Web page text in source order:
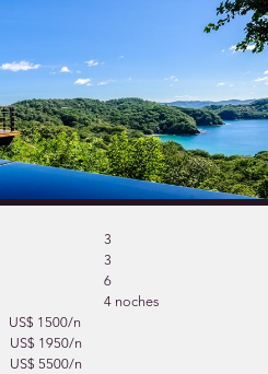
3
3
6
4 noches
US$ 1500/n
US$ 1950/n
US$ 5500/n